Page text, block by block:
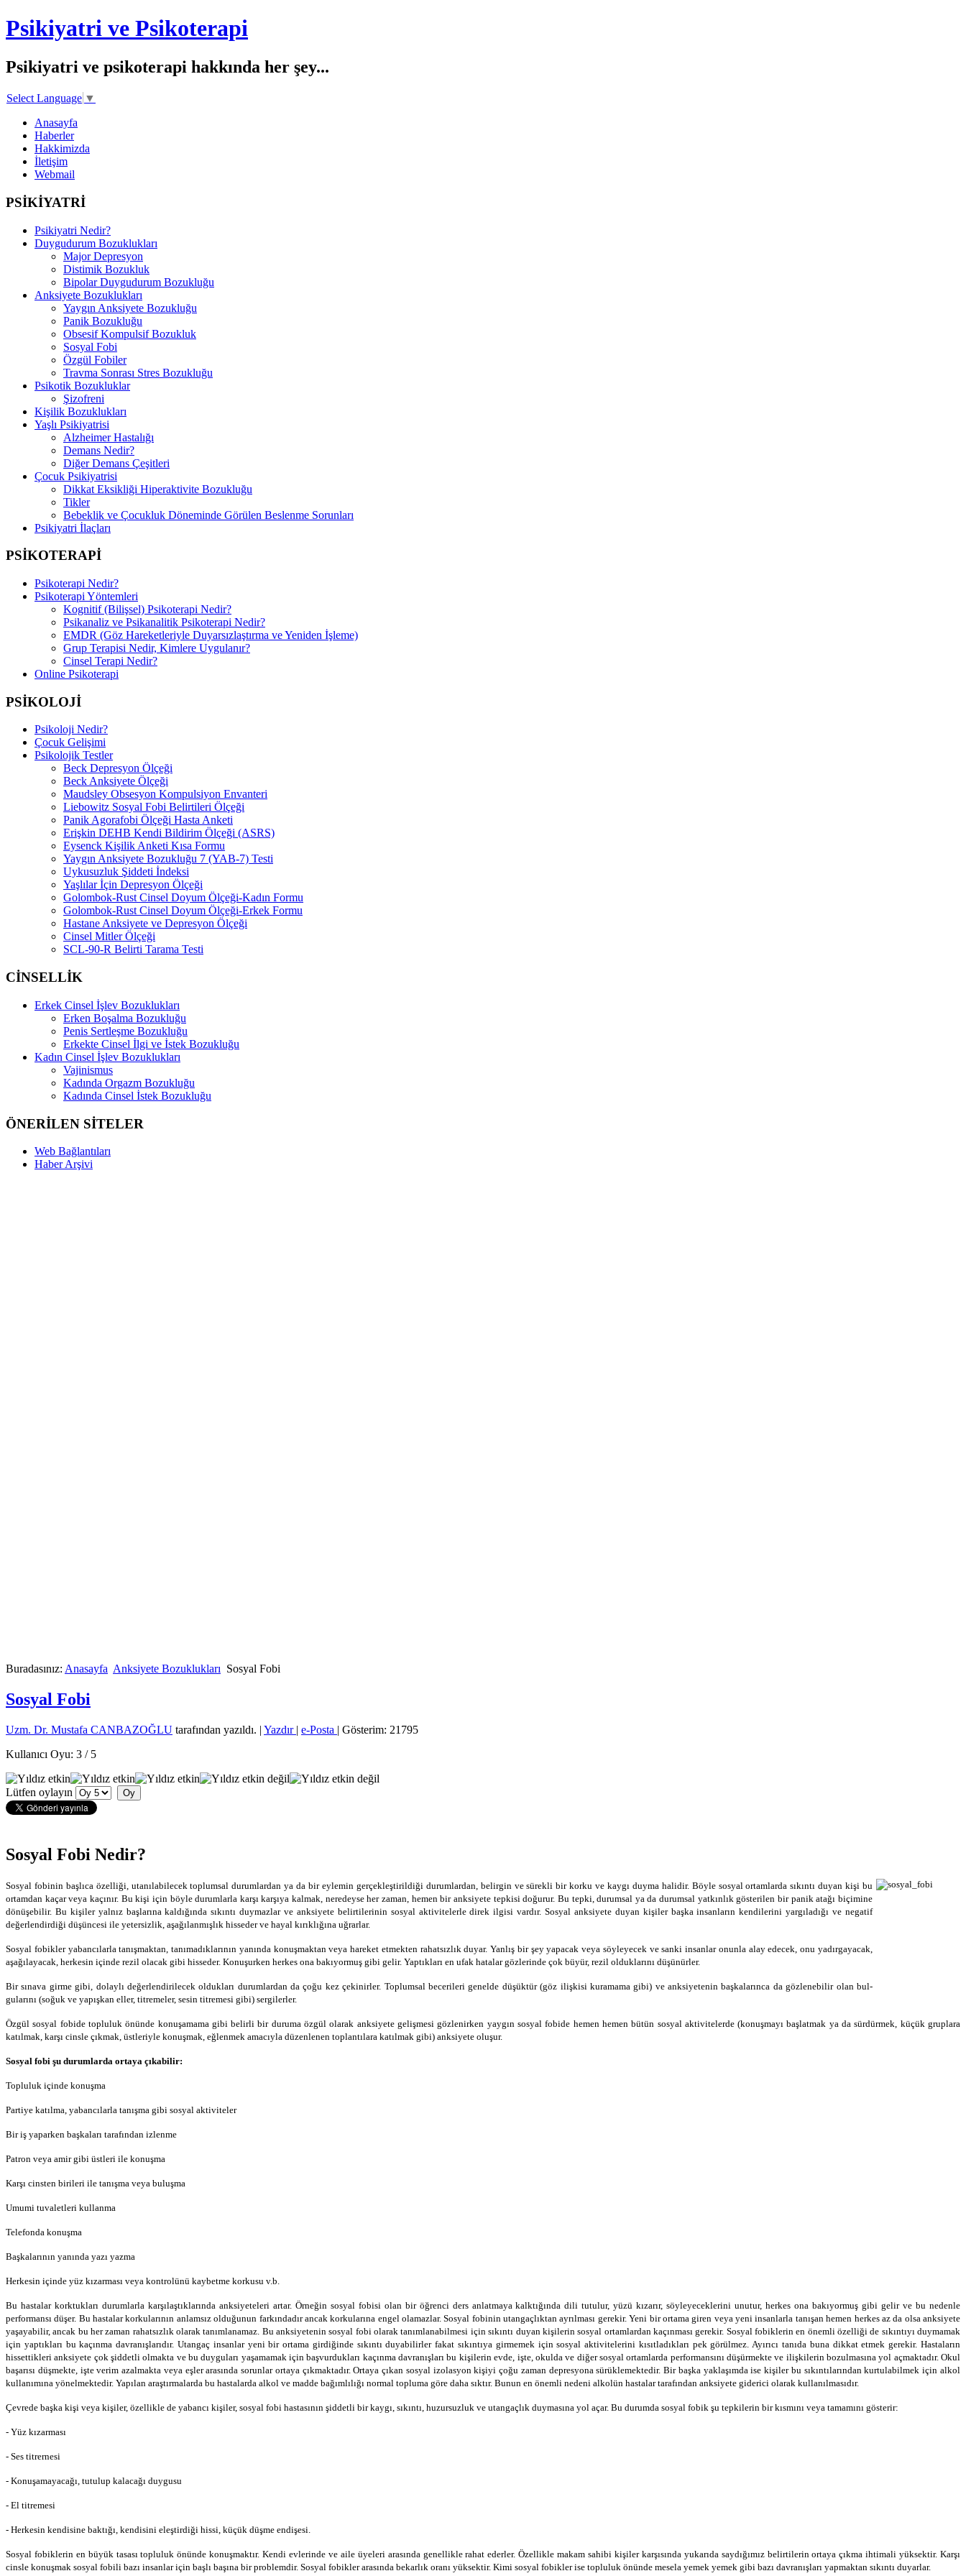
Psikiyatri ve Psikoterapi
Psikiyatri ve psikoterapi hakkında her şey...
Select Language ▼
Anasayfa
Haberler
Hakkimizda
İletişim
Webmail
PSİKİYATRİ
Psikiyatri Nedir?
Duygudurum Bozuklukları
Major Depresyon
Distimik Bozukluk
Bipolar Duygudurum Bozukluğu
Anksiyete Bozuklukları
Yaygın Anksiyete Bozukluğu
Panik Bozukluğu
Obsesif Kompulsif Bozukluk
Sosyal Fobi
Özgül Fobiler
Travma Sonrası Stres Bozukluğu
Psikotik Bozukluklar
Şizofreni
Kişilik Bozuklukları
Yaşlı Psikiyatrisi
Alzheimer Hastalığı
Demans Nedir?
Diğer Demans Çeşitleri
Çocuk Psikiyatrisi
Dikkat Eksikliği Hiperaktivite Bozukluğu
Tikler
Bebeklik ve Çocukluk Döneminde Görülen Beslenme Sorunları
Psikiyatri İlaçları
PSİKOTERAPİ
Psikoterapi Nedir?
Psikoterapi Yöntemleri
Kognitif (Bilişsel) Psikoterapi Nedir?
Psikanaliz ve Psikanalitik Psikoterapi Nedir?
EMDR (Göz Hareketleriyle Duyarsızlaştırma ve Yeniden İşleme)
Grup Terapisi Nedir, Kimlere Uygulanır?
Cinsel Terapi Nedir?
Online Psikoterapi
PSİKOLOJİ
Psikoloji Nedir?
Çocuk Gelişimi
Psikolojik Testler
Beck Depresyon Ölçeği
Beck Anksiyete Ölçeği
Maudsley Obsesyon Kompulsiyon Envanteri
Liebowitz Sosyal Fobi Belirtileri Ölçeği
Panik Agorafobi Ölçeği Hasta Anketi
Erişkin DEHB Kendi Bildirim Ölçeği (ASRS)
Eysenck Kişilik Anketi Kısa Formu
Yaygın Anksiyete Bozukluğu 7 (YAB-7) Testi
Uykusuzluk Şiddeti İndeksi
Yaşlılar İçin Depresyon Ölçeği
Golombok-Rust Cinsel Doyum Ölçeği-Kadın Formu
Golombok-Rust Cinsel Doyum Ölçeği-Erkek Formu
Hastane Anksiyete ve Depresyon Ölçeği
Cinsel Mitler Ölçeği
SCL-90-R Belirti Tarama Testi
CİNSELLİK
Erkek Cinsel İşlev Bozuklukları
Erken Boşalma Bozukluğu
Penis Sertleşme Bozukluğu
Erkekte Cinsel İlgi ve İstek Bozukluğu
Kadın Cinsel İşlev Bozuklukları
Vajinismus
Kadında Orgazm Bozukluğu
Kadında Cinsel İstek Bozukluğu
ÖNERİLEN SİTELER
Web Bağlantıları
Haber Arşivi
Buradasınız: Anasayfa Anksiyete Bozuklukları Sosyal Fobi
Sosyal Fobi
Uzm. Dr. Mustafa CANBAZOĞLU tarafından yazıldı. | Yazdır | e-Posta | Gösterim: 21795
Kullanıcı Oyu: 3 / 5
Lütfen oylayın
Sosyal Fobi Nedir?
Sosyal fobinin başlıca özelliği, utanılabilecek toplumsal durumlardan ya da bir eylemin gerçek­leştirildiği durumlardan, belirgin ve sürekli bir korku ve kaygı duyma halidir. Böyle sosyal ortamlarda sıkıntı duyan kişi bu
ortamdan kaçar veya kaçınır. Bu kişi için böyle durumlarla karşı karşıya kalmak, neredeyse her zaman, hemen bir anksiyete tepkisi doğurur. Bu tepki, durumsal ya da durumsal yatkınl­ık gösterilen bir panik atağı biçimine
dönüşebilir. Bu kişiler yalnız başlarına kaldığında sıkıntı duymazlar ve anksiyete belirtilerinin sosyal aktivitelerle direk ilgisi vardır. Sosyal anksiyete duyan kişiler başka insanların kendilerini yargıladığı ve negatif
değerlendirdiği düşüncesi ile yetersizlik, aşağılanmışlık hisseder ve hayal kırıklığına uğrarlar.
Sosyal fobikler yabancılarla tanışmaktan, tanımadıklarının yanında konuşmaktan veya hareket etmekten rahatsızlık duyar. Yanlış bir şey yapacak veya söyleyecek ve sanki insanlar onunla alay edecek, onu yadırgayacak,
aşağılayacak, herkesin içinde rezil olacak gibi hisseder. Konuşurken herkes ona bakıyormuş gibi gelir. Yaptıkları en ufak hatalar gözlerinde çok büyür, rezil olduklarını düşünürler.
Bir sı­nava girme gibi, dolaylı değerlendirilecek oldukları durumlardan da çoğu kez çekinirler. Toplumsal be­cerileri genelde düşüktür (göz ilişkisi kuramama gibi) ve anksiyetenin başkalarınca da gözlenebilir olan bul­
gularını (soğuk ve yapışkan eller, titremeler, sesin titremesi gibi) sergilerler.
Özgül sosyal fobide topluluk önünde konuşamama gibi belirli bir duruma özgül olarak anksiyete gelişmesi gözlenirken yaygın sosyal fobide hemen hemen bütün sosyal aktivitelerde (ko­nuşmayı başlatmak ya da sürdürmek, küçük grup­lara
katılmak, karşı cinsle çıkmak, üstleriyle konuş­mak, eğlenmek amacıyla düzenlenen toplantılara katılmak gibi) anksiyete oluşur.
Sosyal fobi şu durumlarda ortaya çıkabilir:
Topluluk içinde konuşma
Partiye katılma, yabancılarla tanışma gibi sosyal aktiviteler
Bir iş yaparken başkaları tarafından izlenme
Patron veya amir gibi üstleri ile konuşma
Karşı cinsten birileri ile tanışma veya buluşma
Umumi tuvaletleri kullanma
Telefonda konuşma
Başkalarının yanında yazı yazma
Herkesin içinde yüz kızarması veya kontrolünü kaybetme korkusu v.b.
Bu hastalar korktukları durumlarla karşılaştıklarında anksiyeteleri artar. Örneğin sosyal fobisi olan bir öğrenci ders anlatmaya kalktığında dili tutulur, yüzü kızarır, söyleyeceklerini unutur, herkes ona bakıyormuş gibi gelir ve bu nedenle
performansı düşer. Bu hastalar korkularının anlamsız olduğunun farkındadır ancak korkularına engel olamazlar. Sosyal fobinin utangaçlıktan ayrılması gerekir. Yeni bir ortama giren veya yeni insanlarla tanışan hemen herkes az da olsa anksiyete
yaşayabilir, ancak bu her zaman rahatsızlık olarak tanımlanamaz. Bu anksiyetenin sosyal fobi olarak tanımlanabilmesi için sıkıntı duyan kişilerin sosyal ortamlardan kaçınması gerekir. Sosyal fobiklerin en önemli özelliği de sıkıntıyı duymamak
için yaptıkları bu kaçınma davranışlarıdır. Utangaç insanlar yeni bir ortama girdiğinde sıkıntı duyabilirler fakat sıkıntıya girmemek için sosyal aktivitelerini kısıtladıkları pek görülmez. Ayırıcı tanıda buna dikkat etmek gerekir. Hastaların
hissettikleri anksiyete çok şiddetli olmakta ve bu duyguları yaşamamak için başvurdukları kaçınma davranışları bu kişilerin evde, işte, okulda ve diğer sosyal ortamlarda performansını düşürmekte ve ilişkilerin bozulmasına yol açmaktadır. Okul
başarısı düşmekte, işte verim azalmakta veya eşler arasında sorunlar ortaya çıkmaktadır. Ortaya çıkan sosyal izolasyon kişiyi çoğu zaman depresyona sürüklemektedir. Bir başka yaklaşımda ise kişiler bu sıkıntılarından kurtulabilmek için alkol
kullanımına yönelmektedir. Yapılan araştırmalarda bu hastalarda alkol ve madde bağımlılığı normal topluma göre daha sıktır. Bunun en önemli nedeni alkolün hastalar tarafından anksiyete giderici olarak kullanılmasıdır.
Çevrede başka kişi veya kişiler, özellikle de yabancı kişiler, sosyal fobi hastasının şiddetli bir kaygı, sıkıntı, huzursuzluk ve utangaçlık duymasına yol açar. Bu durumda sosyal fobik şu tepkilerin bir kısmını veya tamamını gösterir:
- Yüz kızarması
- Ses titrernesi
- Konuşamayacağı, tutulup kalacağı duygusu
- El titremesi
- Herkesin kendisine baktığı, kendisini eleştirdiği hissi, küçük düşme endişesi.
Sosyal fobiklerin en büyük tasası topluluk önünde konuşmaktır. Kendi evlerinde ve aile üyeleri arasında genellikle rahat ederler. Özellikle makam sahibi kişiler karşısında yukarıda saydığımız belirtilerin ortaya çıkma ihtimali yüksektir. Karşı
cinsle konuşmak sosyal fobili bazı insanlar için başlı başına bir problemdir. Sosyal fobikler arasında bekarlık oranı yüksektir. Kimi sosyal fobikler ise topluluk önünde mesela yemek yemek gibi bazı davranışları yapmaktan sıkıntı duyarlar.